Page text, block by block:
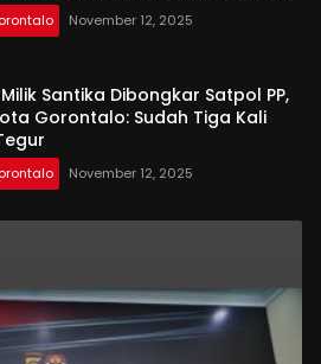
November 12, 2025
Santika Dibongkar Satpol PP,
Gorontalo: Sudah Tiga Kali
November 12, 2025